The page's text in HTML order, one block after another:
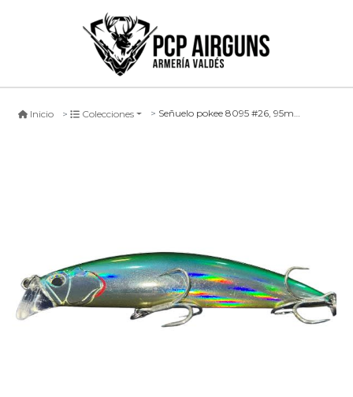
Inicio Colecciones Señuelo pokee 8095 #26, 95mm